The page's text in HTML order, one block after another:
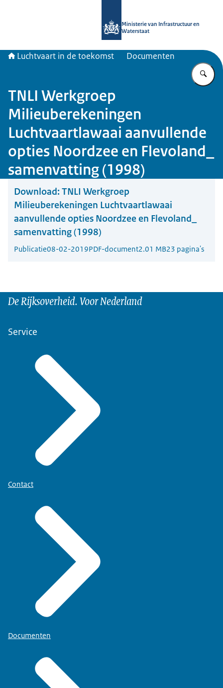
Ministerie van Infrastructuur en
Waterstaat
Luchtvaart in de toekomst Documenten
TNLI Werkgroep
Milieuberekeningen
Luchtvaartlawaai aanvullende
opties Noordzee en Flevoland_
samenvatting (1998)
Download: TNLI Werkgroep
Milieuberekeningen Luchtvaartlawaai
aanvullende opties Noordzee en Flevoland_
samenvatting (1998)
Publicatie08-02-2019PDF-document2.01 MB23 pagina's
De Rijksoverheid. Voor Nederland
Service
Contact
Documenten